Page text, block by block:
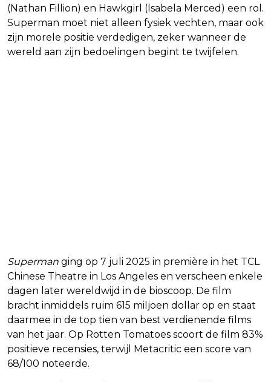
(Nathan Fillion) en Hawkgirl (Isabela Merced) een rol.
Superman moet niet alleen fysiek vechten, maar ook
zijn morele positie verdedigen, zeker wanneer de
wereld aan zijn bedoelingen begint te twijfelen.
Superman ging op 7 juli 2025 in première in het TCL
Chinese Theatre in Los Angeles en verscheen enkele
dagen later wereldwijd in de bioscoop. De film
bracht inmiddels ruim 615 miljoen dollar op en staat
daarmee in de top tien van best verdienende films
van het jaar. Op Rotten Tomatoes scoort de film 83%
positieve recensies, terwijl Metacritic een score van
68/100 noteerde.